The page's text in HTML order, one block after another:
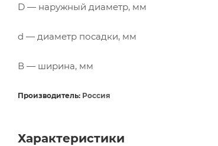
D — наружный диаметр, мм
d — диаметр посадки, мм
В — ширина, мм
Производитель: Россия
Характеристики